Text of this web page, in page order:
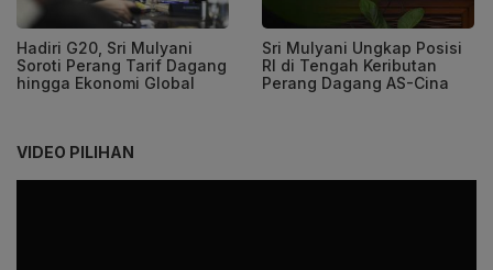
Hadiri G20, Sri Mulyani
Soroti Perang Tarif Dagang
hingga Ekonomi Global
Sri Mulyani Ungkap Posisi
RI di Tengah Keributan
Perang Dagang AS-Cina
VIDEO PILIHAN